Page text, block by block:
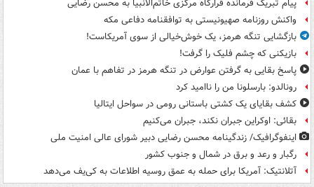
پیام تبریک فرمانده قرارگاه مرکزی خاتم‌الانبیا به محسن رضایی
واکنش روزنامه صهیونیستی به توافقنامه دفاعی مکه
بازگشایی تنگه هرمز، یک خوش‌خیالی از سوی آمریکاست!
بازیکنی که چشم فلیک را گرفت!
پاسخ بقایی به گرفتن عوارض در تنگه هرمز در تفاهم با عمان
رونالدو: بارسلونا من را ناامید کرد
کشف بقایای یک کشتی باستانی رومی در سواحل ایتالیا
بقائی: اوکراین جبران نکند، جبران می‌کنیم
اینفوگرافیک/ زندگینامه محسن رضایی دبیر شورای عالی امنیت‌ ملی
رگبار و رعد و برق در شمال و جنوب کشور
آتلانتیک: آمریکا برای حمله به عمق روسیه اطلاعات به کی‌یف می‌دهد